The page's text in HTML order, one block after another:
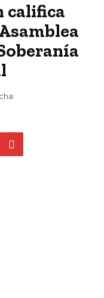
califica